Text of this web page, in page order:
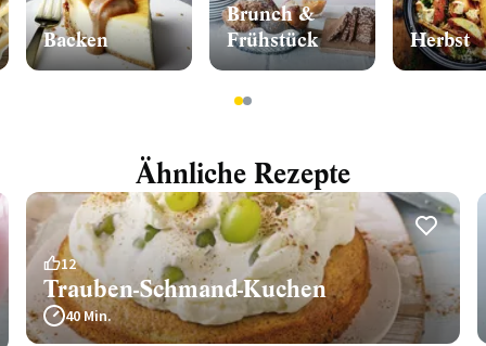
Backen
Brunch &
Frühstück
Herbst
12
Ähnliche Rezepte
12
Trauben-Schmand-Kuchen
40 Min.